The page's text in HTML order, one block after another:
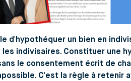
d'hypothéquer un bien en
les indivisaires. Constituer une
le consentement écrit de
C'est la règle à